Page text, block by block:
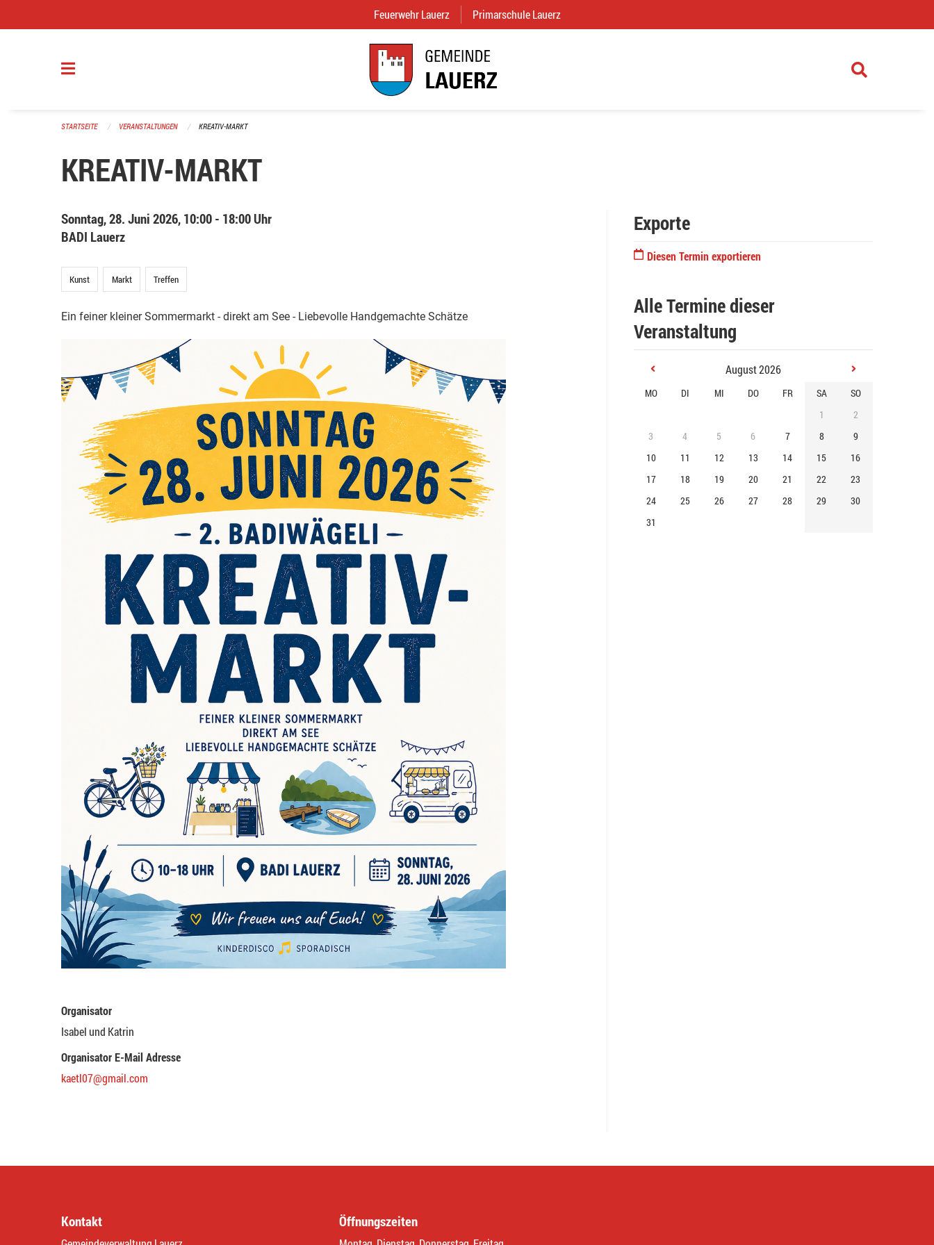
Feuerwehr Lauerz (External Link)
Primarschule Lauerz
STARTSEITE VERANSTALTUNGEN KREATIV-MARKT
KREATIV-MARKT
Sonntag, 28. Juni 2026, 10:00 - 18:00 Uhr
BADI Lauerz
Kunst Markt Treffen
Ein feiner kleiner Sommermarkt - direkt am See - Liebevolle Handgemachte Schätze
Organisator
Isabel und Katrin
Organisator E-Mail Adresse
kaetl07@gmail.com
Exporte
Diesen Termin exportieren
Alle Termine dieser
Veranstaltung
August 2026
MO DI MI DO FR SA
SO
1
2
3
4 5 6 7 8
9
10
11 12 13 14 15
16
17
18 19 20 21 22
23
24
25 26 27 28 29
30
31
Kontakt Öffnungszeiten